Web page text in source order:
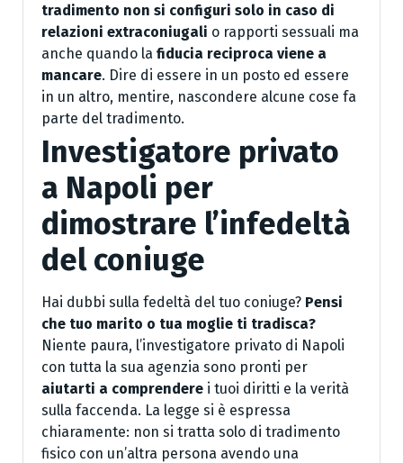
tradimento non si configuri solo in caso di
relazioni extraconiugali o rapporti sessuali ma
anche quando la fiducia reciproca viene a
mancare. Dire di essere in un posto ed essere
in un altro, mentire, nascondere alcune cose fa
parte del tradimento.
Investigatore privato
a Napoli per
dimostrare l’infedeltà
del coniuge
Hai dubbi sulla fedeltà del tuo coniuge? Pensi
che tuo marito o tua moglie ti tradisca?
Niente paura, l’investigatore privato di Napoli
con tutta la sua agenzia sono pronti per
aiutarti a comprendere i tuoi diritti e la verità
sulla faccenda. La legge si è espressa
chiaramente: non si tratta solo di tradimento
fisico con un’altra persona avendo una